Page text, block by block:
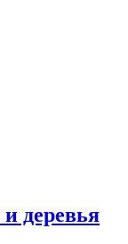
деревья